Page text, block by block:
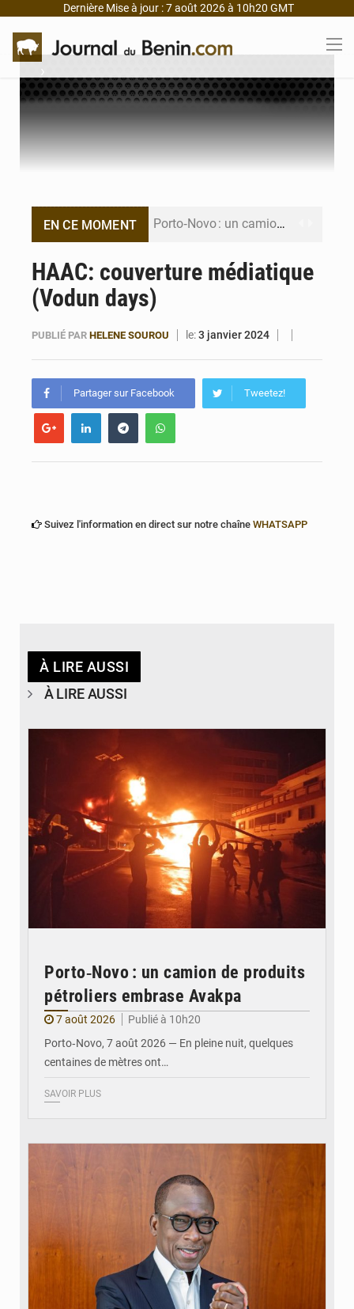
Dernière Mise à jour : 7 août 2026 à 10h20 GMT
›
EN CE MOMENT Porto‑Novo : un camion de produits pétroliers embrase Avakpa
Bénin et Canada scellent un partenariat inédit
Bénin : Le CEG La Verdure de Ouèdo fait sa mue pour la rentrée
HAAC: couverture médiatique
(Vodun days)
PUBLIÉ PAR HELENE SOUROU le:3 janvier 2024
Partager sur Facebook Tweetez!
Suivez l'information en direct sur notre chaîne WHATSAPP
À LIRE AUSSI
À LIRE AUSSI
Porto‑Novo : un camion de produits
pétroliers embrase Avakpa
7 août 2026
Publié à 10h20
Porto‑Novo, 7 août 2026 — En pleine nuit, quelques
centaines de mètres ont…
SAVOIR PLUS